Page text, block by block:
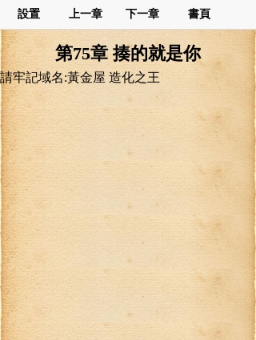
設置 上一章 下一章 書頁
第75章 揍的就是你
請牢記域名:黃金屋 造化之王